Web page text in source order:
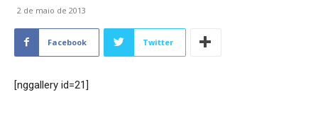
2 de maio de 2013
Facebook Twitter
[nggallery id=21]